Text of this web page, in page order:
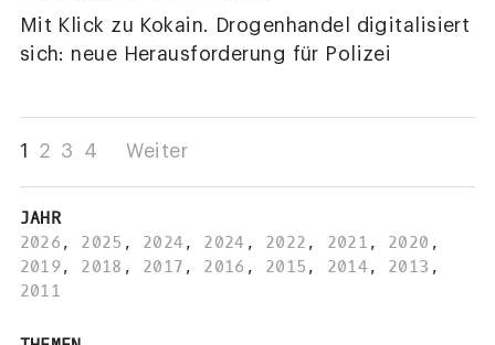
Mit Klick zu Kokain. Drogenhandel digitalisiert
sich: neue Herausforderung für Polizei
1 2 3 4 Weiter
JAHR
2026 , 2025 , 2024, 2024 , 2022 , 2021 , 2020 ,
2019, 2018 , 2017 , 2016 , 2015 , 2014, 2013 ,
2011